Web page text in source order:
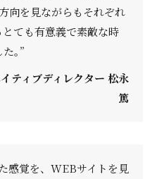
向を見ながらもそれぞれ
ても有意義で素敵な時
｡”
ティブディレクター 松永
篤
感覚を、WEBサイトを見